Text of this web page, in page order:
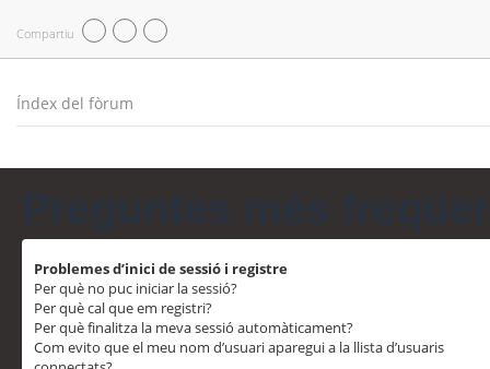
Compartiu
Índex del fòrum
Problemes d’inici de sessió i registre
Per què no puc iniciar la sessió?
Per què cal que em registri?
Per què finalitza la meva sessió automàticament?
Com evito que el meu nom d’usuari aparegui a la llista d’usuaris